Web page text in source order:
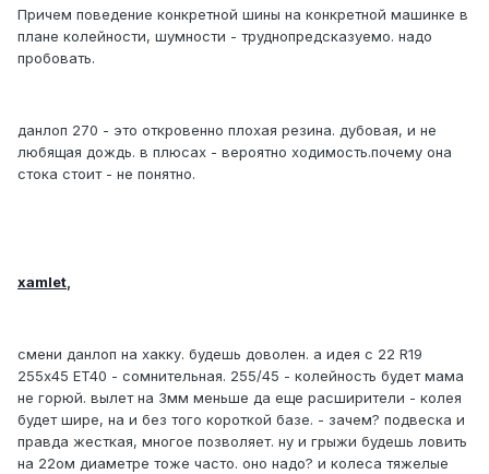
Причем поведение конкретной шины на конкретной машинке в
плане колейности, шумности - труднопредсказуемо. надо
пробовать.
данлоп 270 - это откровенно плохая резина. дубовая, и не
любящая дождь. в плюсах - вероятно ходимость.почему она
стока стоит - не понятно.
xamlet,
смени данлоп на хакку. будешь доволен. а идея с 22 R19
255х45 ET40 - сомнительная. 255/45 - колейность будет мама
не горюй. вылет на 3мм меньше да еще расширители - колея
будет шире, на и без того короткой базе. - зачем? подвеска и
правда жесткая, многое позволяет. ну и грыжи будешь ловить
на 22ом диаметре тоже часто. оно надо? и колеса тяжелые